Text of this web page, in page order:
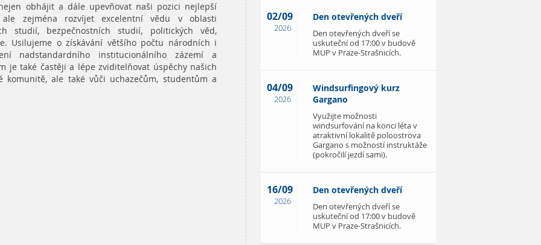
obhájit a dále upevňovat naši pozici nejlepší
zejména rozvíjet excelentní vědu v oblasti
studií, bezpečnostních studií, politických věd,
Usilujeme o získávání většího počtu národních i
nadstandardního institucionálního zázemí a
je také častěji a lépe zviditelňovat úspěchy našich
ale také vůči uchazečům, studentům a
02/09
2026
Den otevřených dveří
Den otevřených dveří se
uskuteční od 17:00 v budově
MUP v Praze-Strašnicích.
04/09
2026
Windsurfingový kurz
Gargano
Využijte možnosti
windsurfování na konci léta v
atraktivní lokalitě poloostrova
Gargano s možností instruktáže
(pokročilí jezdí sami).
16/09
2026
Den otevřených dveří
Den otevřených dveří se
uskuteční od 17:00 v budově
MUP v Praze-Strašnicích.